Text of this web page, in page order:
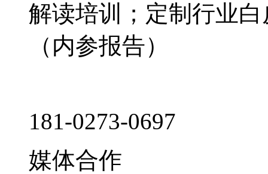
解读培训；定制行业
（内参报告）
181-0273-0697
媒体合作